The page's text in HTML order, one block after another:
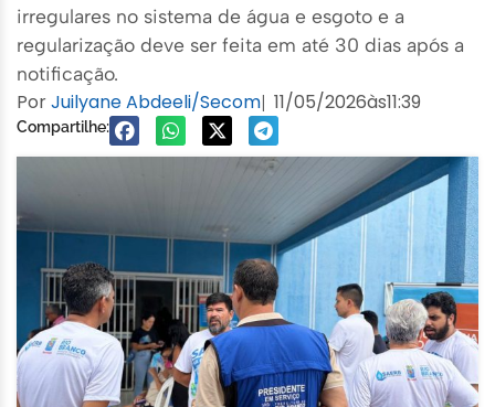
irregulares no sistema de água e esgoto e a
regularização deve ser feita em até 30 dias após a
notificação.
PorJuilyane Abdeeli/Secom| 11/05/2026às11:39
Compartilhe: